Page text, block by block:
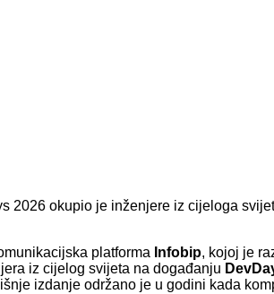
2026 okupio je inženjere iz cijeloga
platforma Infobip, kojoj je
iz cijelog svijeta na događanju
izdanje održano je u godini kada